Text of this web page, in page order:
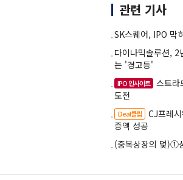
관련 기사
SK스퀘어, IPO 막
다이나믹솔루션,
는 '경고등'
IPO 인사이트
스트라
도전
Deal클립
CJ프레
증액 성공
(중복상장의 덫)①